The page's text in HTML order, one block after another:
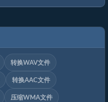
转换WAV文件
转换AAC文件
压缩WMA文件